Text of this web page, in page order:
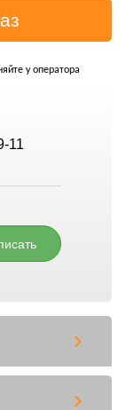
у оператора
11